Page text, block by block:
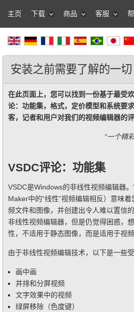
主页 下载 商品 客服
安装之前需要了解的一切
在此页面上，您可以找到一份基于最受
论：功能集，格式，定价模型和系统要
客，记者和用户对我们的视频编辑器的
“一个精
VSDC评论：功能集
VSDC是Windows的非线性视频编辑器。
Maker中的“线性”视频编辑相反）意味
频文件和图像，并创建出令人难以置信
非线性视频编辑器，但是仍觉得困惑，
性，不适用于静态图像，而是适用于视频
由于非线性视频编辑技术，以下是一些
画中画
并排和分屏视频
文字效果中的视频
绿屏移除（色度键）